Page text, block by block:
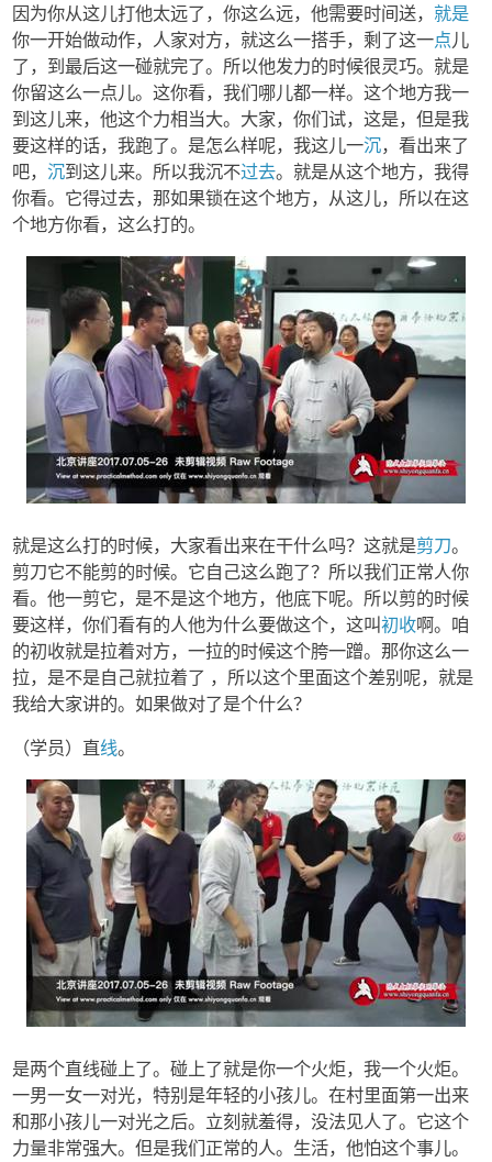
因为你从这儿打他太远了，你这么远，他需要时间送，就是
你一开始做动作，人家对方，就这么一搭手，剩了这一点儿
了，到最后这一碰就完了。所以他发力的时候很灵巧。就是
你留这么一点儿。这你看，我们哪儿都一样。这个地方我一
到这儿来，他这个力相当大。大家，你们试，这是，但是我
要这样的话，我跑了。是怎么样呢，我这儿一沉，看出来了
吧，沉到这儿来。所以我沉不过去。就是从这个地方，我得
你看。它得过去，那如果锁在这个地方，从这儿，所以在这
个地方你看，这么打的。
就是这么打的时候，大家看出来在干什么吗？这就是剪刀。
剪刀它不能剪的时候。它自己这么跑了？所以我们正常人你
看。他一剪它，是不是这个地方，他底下呢。所以剪的时候
要这样，你们看有的人他为什么要做这个，这叫初收啊。咱
的初收就是拉着对方，一拉的时候这个胯一蹭。那你这么一
拉，是不是自己就拉着了 ，所以这个里面这个差别呢，就是
我给大家讲的。如果做对了是个什么？
（学员）直线。
是两个直线碰上了。碰上了就是你一个火炬，我一个火炬。
一男一女一对光，特别是年轻的小孩儿。在村里面第一出来
和那小孩儿一对光之后。立刻就羞得，没法见人了。它这个
力量非常强大。但是我们正常的人。生活，他怕这个事儿。